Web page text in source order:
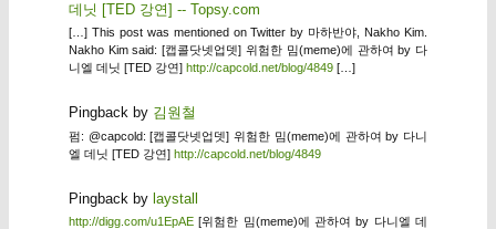
데닛 [TED 강연] -- Topsy.com
[…] This post was mentioned on Twitter by 마하반야, Nakho Kim.
Nakho Kim said: [캡콜닷넷업뎃] 위험한 밈(meme)에 관하여 by 다
니엘 데닛 [TED 강연] http://capcold.net/blog/4849[…]
Pingback by 김원철
펌: @capcold: [캡콜닷넷업뎃] 위험한 밈(meme)에 관하여 by 다니
엘 데닛 [TED 강연] http://capcold.net/blog/4849
Pingback by laystall
http://digg.com/u1EpAE[위험한 밈(meme)에 관하여 by 다니엘 데